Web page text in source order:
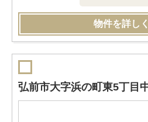
物件を詳し
弘前市大字浜の町東5丁目